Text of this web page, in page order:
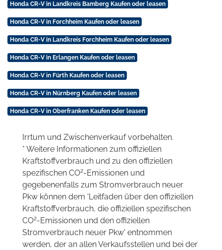
Honda CR-V in Landkreis Bamberg Kaufen oder leasen
Honda CR-V in Forchheim Kaufen oder leasen
Honda CR-V in Landkreis Forchheim Kaufen oder leasen
Honda CR-V in Erlangen Kaufen oder leasen
Honda CR-V in Fürth Kaufen oder leasen
Honda CR-V in Nürnberg Kaufen oder leasen
Honda CR-V in Oberfranken Kaufen oder leasen
Irrtum und Zwischenverkauf vorbehalten.
* Weitere Informationen zum offiziellen
Kraftstoffverbrauch und zu den offiziellen
spezifischen CO2-Emissionen und
gegebenenfalls zum Stromverbrauch neuer
Pkw können dem 'Leitfaden über den offiziellen
Kraftstoffverbrauch, die offiziellen spezifischen
CO2-Emissionen und den offiziellen
Stromverbrauch neuer Pkw' entnommen
werden, der an allen Verkaufsstellen und bei der